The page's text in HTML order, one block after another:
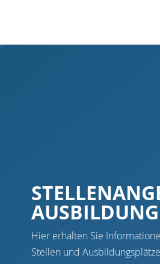
AUSBILDUNG
Hier erhalten Sie
Stellen und